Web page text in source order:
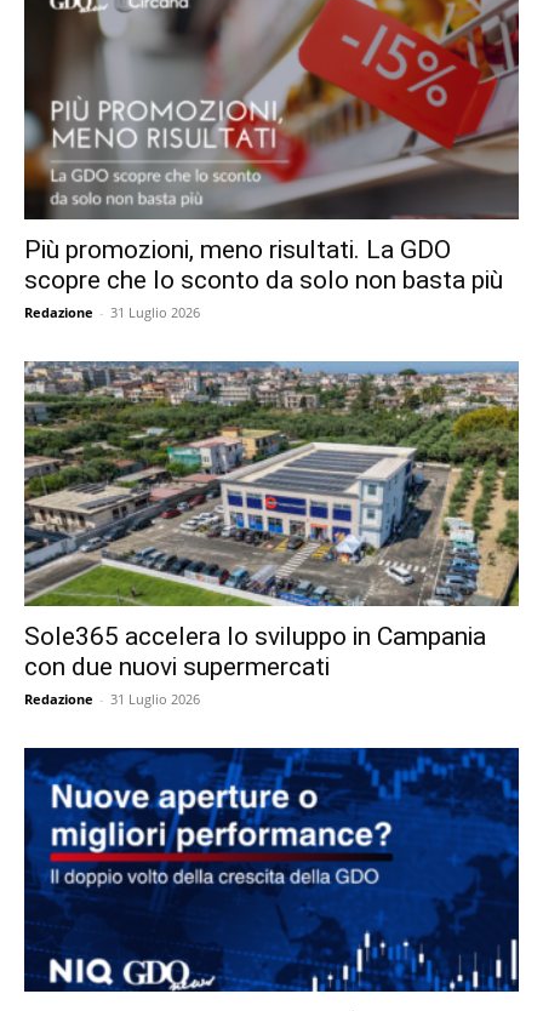
Più promozioni, meno risultati. La GDO
scopre che lo sconto da solo non basta più
Redazione - 31 Luglio 2026
Sole365 accelera lo sviluppo in Campania
con due nuovi supermercati
Redazione - 31 Luglio 2026